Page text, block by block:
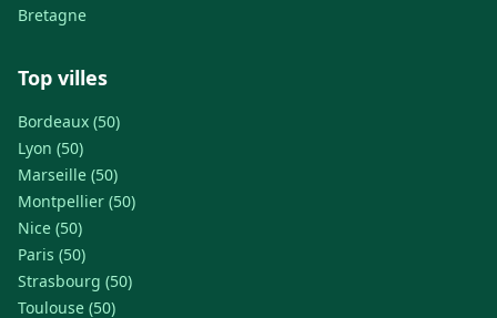
Bretagne
Top villes
Bordeaux (50)
Lyon (50)
Marseille (50)
Montpellier (50)
Nice (50)
Paris (50)
Strasbourg (50)
Toulouse (50)